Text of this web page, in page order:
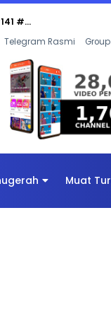
#...
Telegram Rasmi
Muat